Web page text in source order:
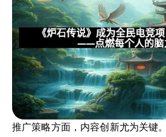
推广策略方面，内容创新尤为关键